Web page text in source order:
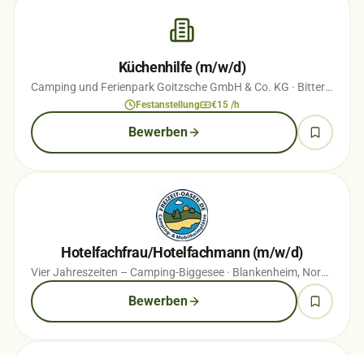
Küchenhilfe (m/w/d)
Camping und Ferienpark Goitzsche GmbH & Co. KG · Bitterfeld-Wolfen, Sachsen-Anhalt
Festanstellung €15 /h
Bewerben
Hotelfachfrau/Hotelfachmann (m/w/d)
Vier Jahreszeiten – Camping-Biggesee · Blankenheim, Nordrhein-Westfalen
Bewerben